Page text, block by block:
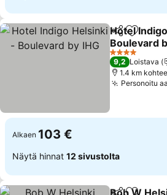
Jaa Lisää
Hotel
Boulevard
Katso hinnat
4 Tähtiluokitus
9,2 Loistava
1.4 km
Personoitu
Alkaen 103 €
Näytä hinnat 12 sivustolta
Bob W